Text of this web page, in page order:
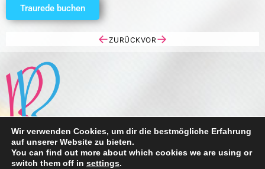
Traurede buchen
←ZURÜCK →
VOR
Hochzeitsreden, Traureden von Romy Wassermann
Wir verwenden Cookies, um dir die bestmögliche Erfahrung
auf unserer Website zu bieten.
You can find out more about which cookies we are using or
switch them off in settings.